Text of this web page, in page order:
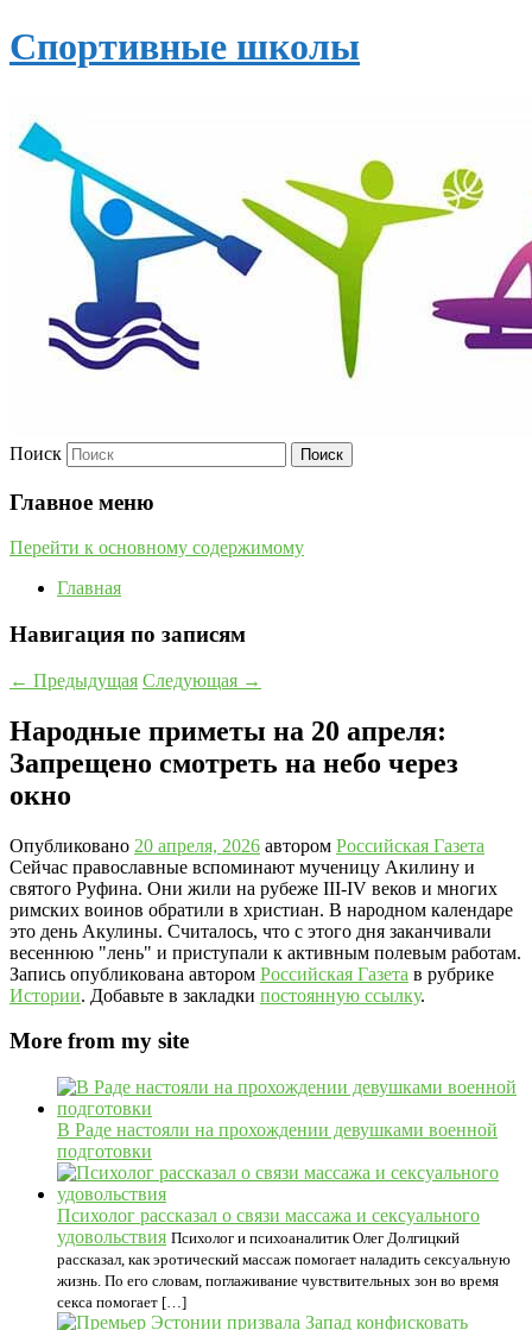
Спортивные школы
Поиск
Главное меню
Перейти к основному содержимому
Главная
Навигация по записям
← Предыдущая Следующая →
Народные приметы на 20 апреля:
Запрещено смотреть на небо через
окно
Опубликовано 20 апреля, 2026 автором Российская Газета
Сейчас православные вспоминают мученицу Акилину и
святого Руфина. Они жили на рубеже III-IV веков и многих
римских воинов обратили в христиан. В народном календаре
это день Акулины. Считалось, что с этого дня заканчивали
весеннюю "лень" и приступали к активным полевым работам.
Запись опубликована автором Российская Газета в рубрике
Истории. Добавьте в закладки постоянную ссылку.
More from my site
В Раде настояли на прохождении девушками военной
подготовки
Психолог рассказал о связи массажа и сексуального
удовольствия Психолог и психоаналитик Олег Долгицкий
рассказал, как эротический массаж помогает наладить сексуальную
жизнь. По его словам, поглаживание чувствительных зон во время
секса помогает […]